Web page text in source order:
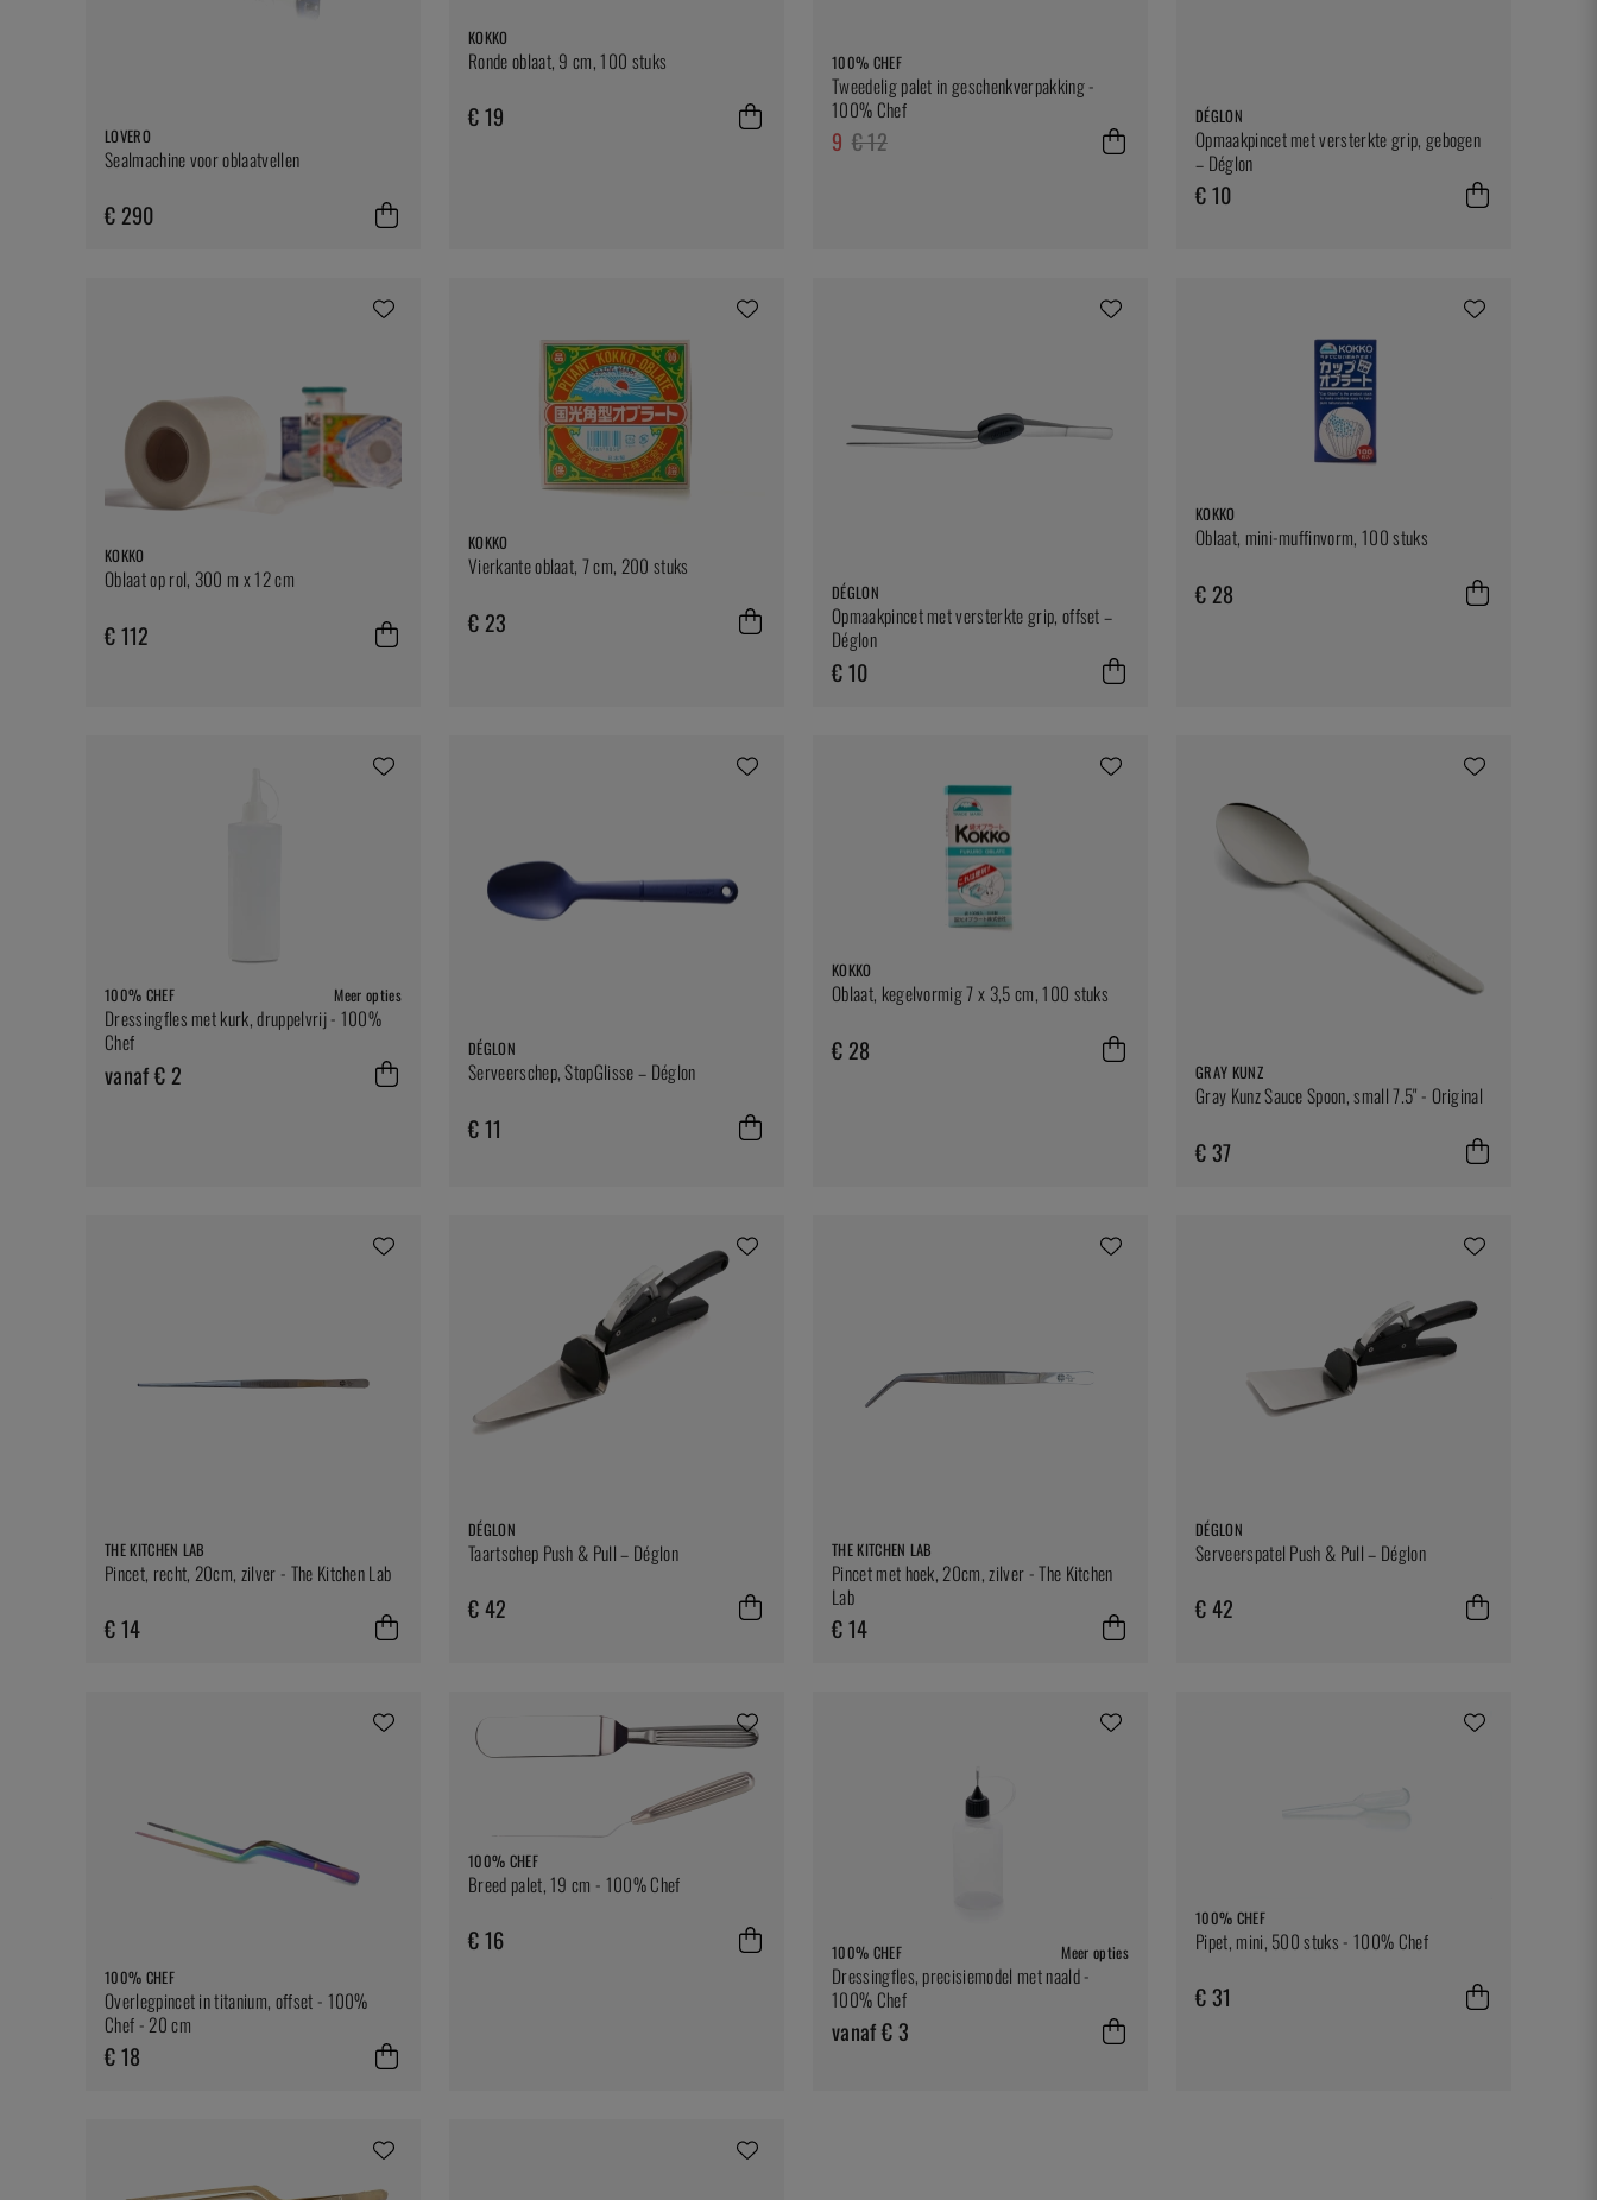
LOVERO
Sealmachine voor oblaatvellen
€ 290
KOKKO
Ronde oblaat, 9 cm, 100 stuks
€ 19
100% CHEF
Tweedelig palet in geschenkverpakking -
100% Chef
9 € 12
DÉGLON
Opmaakpincet met versterkte grip, gebogen
– Déglon
€ 10
KOKKO
Oblaat op rol, 300 m x 12 cm
€ 112
KOKKO
Vierkante oblaat, 7 cm, 200 stuks
€ 23
DÉGLON
Opmaakpincet met versterkte grip, offset –
Déglon
€ 10
KOKKO
Oblaat, mini-muffinvorm, 100 stuks
€ 28
100% CHEF Meer opties
Dressingfles met kurk, druppelvrij - 100%
Chef
vanaf € 2
DÉGLON
Serveerschep, StopGlisse – Déglon
€ 11
KOKKO
Oblaat, kegelvormig 7 x 3,5 cm, 100 stuks
€ 28
GRAY KUNZ
Gray Kunz Sauce Spoon, small 7.5" - Original
€ 37
THE KITCHEN LAB
Pincet, recht, 20cm, zilver - The Kitchen Lab
€ 14
DÉGLON
Taartschep Push & Pull – Déglon
€ 42
THE KITCHEN LAB
Pincet met hoek, 20cm, zilver - The Kitchen
Lab
€ 14
DÉGLON
Serveerspatel Push & Pull – Déglon
€ 42
100% CHEF
Overlegpincet in titanium, offset - 100%
Chef - 20 cm
€ 18
100% CHEF
Breed palet, 19 cm - 100% Chef
€ 16 100% CHEF Meer opties
Dressingfles, precisiemodel met naald -
100% Chef
vanaf € 3
100% CHEF
Pipet, mini, 500 stuks - 100% Chef
€ 31